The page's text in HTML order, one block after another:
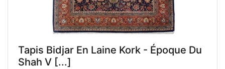
Tapis Bidjar En Laine Kork - Époque Du
Shah V [...]